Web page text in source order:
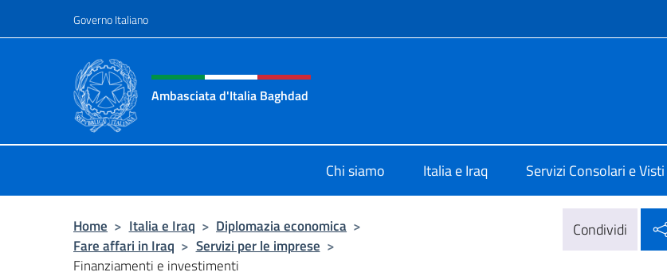
Governo Italiano
Intestazione sito, social e menù
Ambasciata d'Italia Baghdad
Chi siamo Italia e Iraq Servizi Consolari e Visti
Home > Italia e Iraq > Diplomazia economica >
Fare affari in Iraq > Servizi per le imprese >
Finanziamenti e investimenti
Condividi